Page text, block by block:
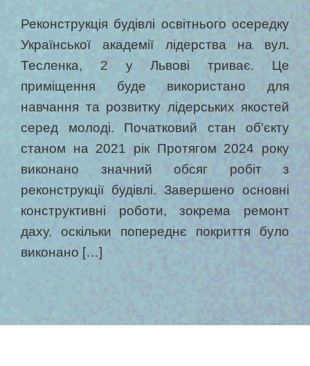
Реконструкція будівлі освітнього осередку
Української академії лідерства на вул.
Тесленка, 2 у Львові триває. Це
приміщення буде використано для
навчання та розвитку лідерських якостей
серед молоді. Початковий стан об’єкту
станом на 2021 рік Протягом 2024 року
виконано значний обсяг робіт з
реконструкції будівлі. Завершено основні
конструктивні роботи, зокрема ремонт
даху, оскільки попереднє покриття було
виконано […]